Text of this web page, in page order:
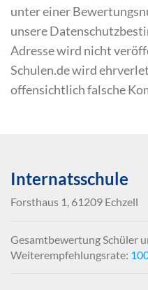
unter einer
unsere
Adresse wird nicht
Schulen.de wird
offensichtlich falsche
Internatsschule
Forsthaus 1, 61209 Echzell
Gesamtbewertung Schüler
Weiterempfehlungsrate: